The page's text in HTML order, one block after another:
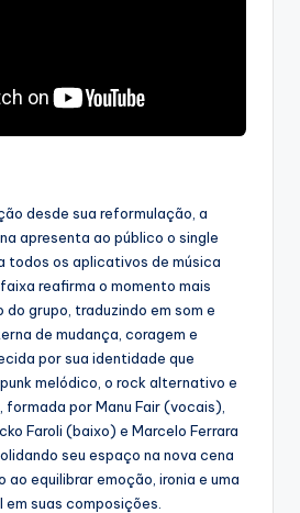
desde sua reformulação, a
apresenta ao público o single
todos os aplicativos de música
reafirma o momento mais
grupo, traduzindo em som e
de mudança, coragem e
por sua identidade que
melódico, o rock alternativo e
formada por Manu Fair (vocais),
Faroli (baixo) e Marcelo Ferrara
seu espaço na nova cena
ao equilibrar emoção, ironia e uma
suas composições.